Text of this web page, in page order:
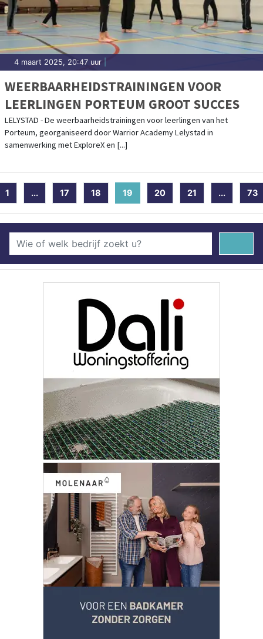
4 maart 2025, 20:47 uur
WEERBAARHEIDSTRAININGEN VOOR
LEERLINGEN PORTEUM GROOT SUCCES
LELYSTAD - De weerbaarheidstrainingen voor leerlingen van het
Porteum, georganiseerd door Warrior Academy Lelystad in
samenwerking met ExploreX en [...]
1 ... 17 18 19 (current)
20 21 ... 73